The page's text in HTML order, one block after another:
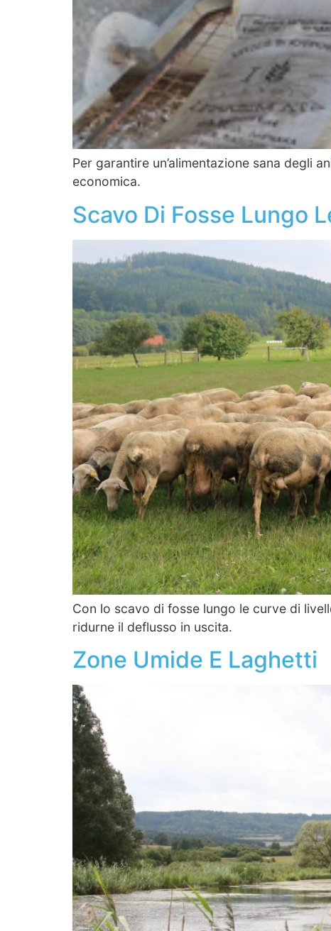
Per garantire un’alimentazione sana degli
economica.
Scavo Di Fosse Lungo
Con lo scavo di fosse lungo le curve di
ridurne il deflusso in uscita.
Zone Umide E Laghetti